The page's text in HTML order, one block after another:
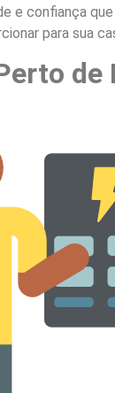
e confiança
para sua
de